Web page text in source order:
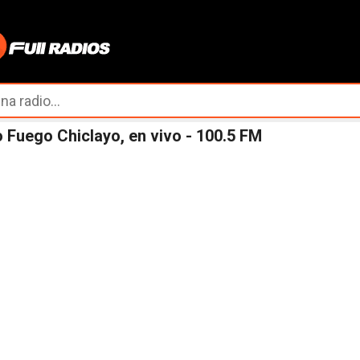
Fuego Chiclayo, en vivo - 100.5 FM